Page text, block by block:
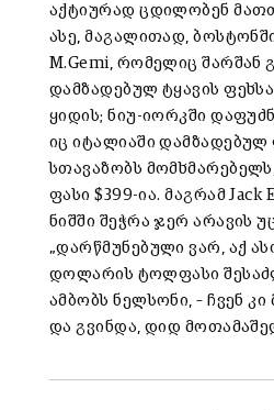
აქტიურად ცდილობენ
ასე, მაგალითად,
M.Gemi, რომელიც შარშან
დამზადებულ ტყავის
ყიდის; ნიუ-იორკში
იც იტალიაში დამზადებულ
სთავაზობს
ფასი $399-ია. მაგრამ Jack
ნიშში შეჭრა ჯერ არავის
„დარწმუნებული ვარ, აქ
დოლარის ტოლფასი
ამბობს ნელსონი, – ჩვენ
და გვინდა, დიდ